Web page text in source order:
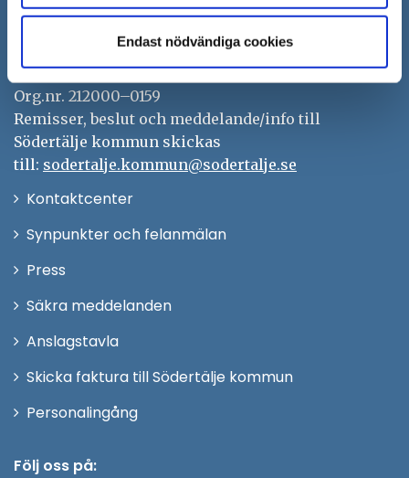
Endast nödvändiga cookies
151 89 Södertälje
Tfn: 08–523 010 00
kontaktcenter@sodertalje.se
Org.nr. 212000–0159
Remisser, beslut och meddelande/info till
Södertälje kommun skickas
till: sodertalje.kommun@sodertalje.se
KontaktcenterÖppna
Synpunkter och felanmälan
Press
fönster
Säkra meddelanden
Anslagstavla
Skicka faktura till Södertälje kommun
PersonalingångÖppna
Följ oss på: